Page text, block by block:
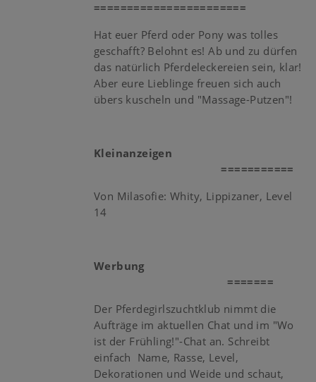
=======================
Hat euer Pferd oder Pony was tolles
geschafft? Belohnt es! Ab und zu dürfen
das natürlich Pferdeleckereien sein, klar!
Aber eure Lieblinge freuen sich auch
übers kuscheln und "Massage-Putzen"!
Kleinanzeigen
===========
Von Milasofie: Whity, Lippizaner, Level
14
Werbung
=======
Der Pferdegirlszuchtklub nimmt die
Aufträge im aktuellen Chat und im "Wo
ist der Frühling!"-Chat an. Schreibt
einfach Name, Rasse, Level,
Dekorationen und Weide und schaut,